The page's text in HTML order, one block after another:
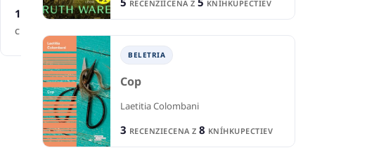
1
RECENCIA
CENA Z
RECENZIÍCENA Z KNÍHKUPECTIEV
BELETRIA
Cop
Laetitia Colombani
3 RECENZIECENA Z 8 KNÍHKUPECTIEV